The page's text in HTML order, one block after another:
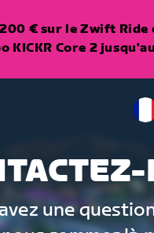
€ sur le Zwift Ride
KICKR Core 2
une